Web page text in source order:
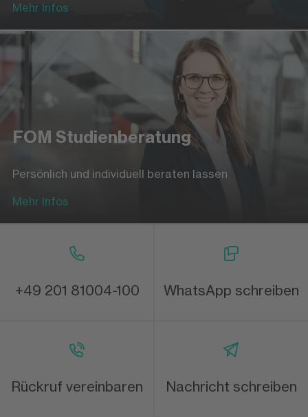
Mehr Infos
FOM Studienberatung
Persönlich und individuell beraten lassen
Mehr Infos
+49 201 81004-100 WhatsApp schreiben
Rückruf vereinbaren Nachricht schreiben